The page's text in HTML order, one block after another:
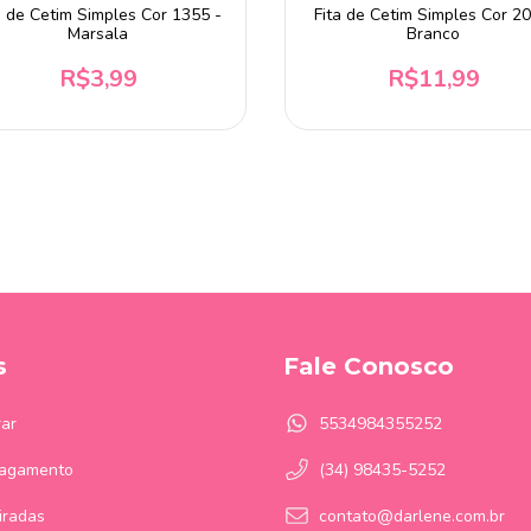
de Cetim Simples Cor 1355 -
Marsala
R$3,99
Fita de Cetim Simples Cor
Branco
R$11,99
Fale Conosco
5534984355252
(34) 98435-5252
contato@darlene.com.br